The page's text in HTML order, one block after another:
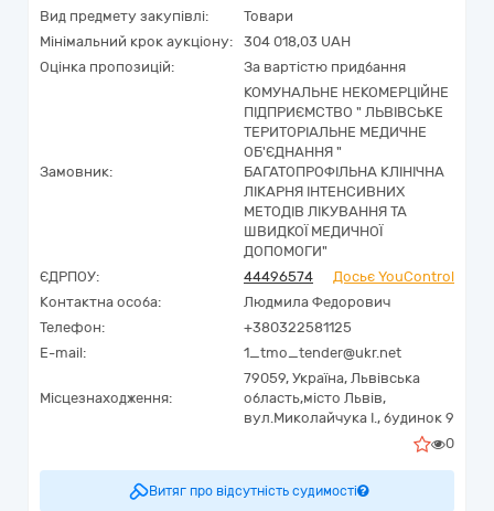
Вид предмету закупівлі:
Товари
Мінімальний крок аукціону:
304 018,03 UAH
Оцінка пропозицій:
За вартістю придбання
Замовник:
КОМУНАЛЬНЕ НЕКОМЕРЦІЙНЕ
ПІДПРИЄМСТВО " ЛЬВІВСЬКЕ
ТЕРИТОРІАЛЬНЕ МЕДИЧНЕ
ОБ'ЄДНАННЯ "
БАГАТОПРОФІЛЬНА КЛІНІЧНА
ЛІКАРНЯ ІНТЕНСИВНИХ
МЕТОДІВ ЛІКУВАННЯ ТА
ШВИДКОЇ МЕДИЧНОЇ
ДОПОМОГИ"
ЄДРПОУ:
44496574
Досьє YouControl
Контактна особа:
Людмила Федорович
Телефон:
+380322581125
E-mail:
1_tmo_tender@ukr.net
Місцезнаходження:
79059, Україна, Львівська
область,місто Львів,
вул.Миколайчука І., будинок 9
0
Витяг про відсутність судимості